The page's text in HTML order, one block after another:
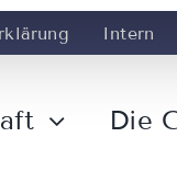
Intern
Die